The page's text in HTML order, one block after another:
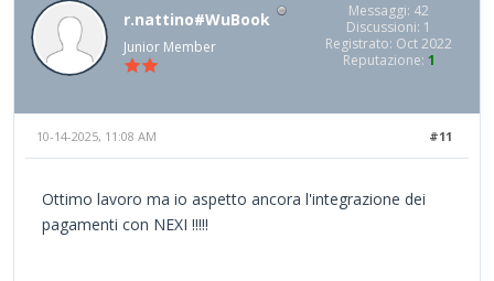
r.nattino#WuBook
Junior Member
Messaggi: 42
Discussioni: 1
Registrato: Oct 2022
Reputazione: 1
#11
10-14-2025, 11:08 AM
Ottimo lavoro ma io aspetto ancora l'integrazione dei
pagamenti con NEXI !!!!!